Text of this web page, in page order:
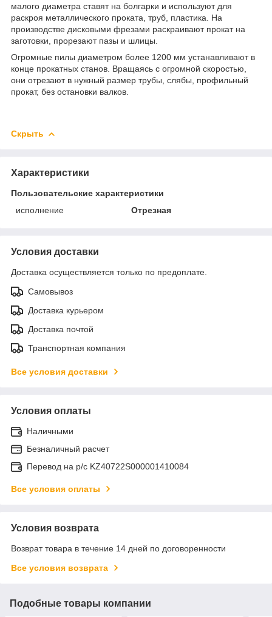
малого диаметра ставят на болгарки и используют для
раскроя металлического проката, труб, пластика. На
производстве дисковыми фрезами раскраивают прокат на
заготовки, прорезают пазы и шлицы.
Огромные пилы диаметром более 1200 мм устанавливают в
конце прокатных станов. Вращаясь с огромной скоростью,
они отрезают в нужный размер трубы, слябы, профильный
прокат, без остановки валков.
Скрыть
Характеристики
Пользовательские характеристики
исполнение
Отрезная
Условия доставки
Доставка осуществляется только по предоплате.
Самовывоз
Доставка курьером
Доставка почтой
Транспортная компания
Все условия доставки
Условия оплаты
Наличными
Безналичный расчет
Перевод на р/с KZ40722S000001410084
Все условия оплаты
Условия возврата
Возврат товара в течение 14 дней по договоренности
Все условия возврата
Подобные товары компании